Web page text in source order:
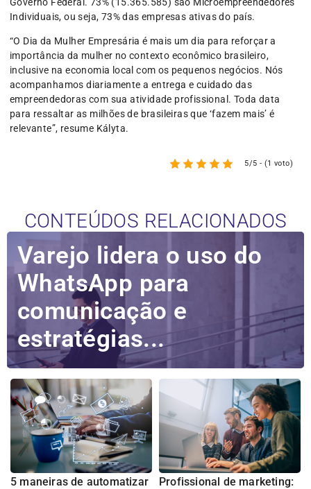
Individuais, ou seja, 73% das empresas ativas do país.
“O Dia da Mulher Empresária é mais um dia para reforçar a
importância da mulher no contexto econômico brasileiro,
inclusive na economia local com os pequenos negócios. Nós
acompanhamos diariamente a entrega e cuidado das
empreendedoras com sua atividade profissional. Toda data
para ressaltar as milhões de brasileiras que ‘fazem mais’ é
relevante”, resume Kályta.
5/5 - (1 voto)
CONTEÚDOS RELACIONADOS
Varejo lidera o uso do
WhatsApp para
comunicação e
estratégias...
5 maneiras de automatizar
Profissional de marketing: